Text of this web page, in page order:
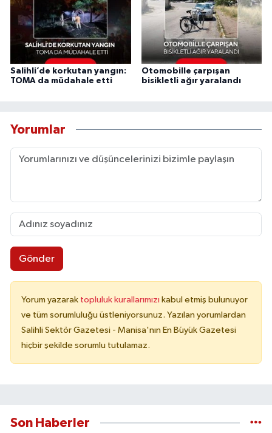
Salihli’de korkutan yangın:
TOMA da müdahale etti
Otomobille çarpışan
bisikletli ağır yaralandı
Yorumlar
Gönder
Yorum yazarak topluluk kurallarımızı kabul etmiş bulunuyor
ve tüm sorumluluğu üstleniyorsunuz. Yazılan yorumlardan
Salihli Sektör Gazetesi - Manisa'nın En Büyük Gazetesi
hiçbir şekilde sorumlu tutulamaz.
Son Haberler